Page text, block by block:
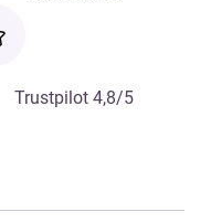
Trustpilot 4,8/5